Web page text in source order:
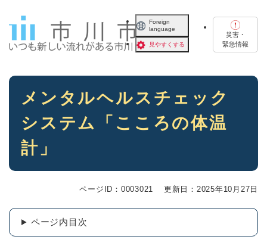
Foreign
language
見やすくする
災害・
緊急情報
本
メンタルヘルスチェック
システム「こころの体温
計」
ページID：0003021 更新日：2025年10月27日
ページ内目次